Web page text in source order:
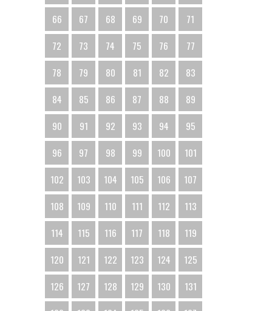
66
67 68 69 70
71
72
73 74 75 76
77
78
79 80 81 82
83
84
85 86 87 88
89
90
91 92 93 94
95
96
97 98 99 100
101
102
103 104 105 106
107
108
109 110 111 112
113
114
115 116 117 118
119
120
121 122 123 124
125
126
127 128 129 130
131